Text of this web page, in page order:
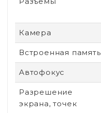
Камера
Встроенная память
Автофокус
Разрешение
экрана, точек